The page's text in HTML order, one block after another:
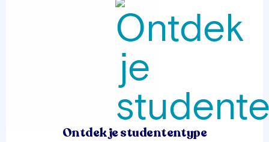
Ontdek je studententype